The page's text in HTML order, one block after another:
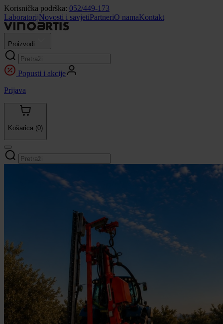
Korisnička podrška: 052/449-173
LaboratorijNovosti i savjetiPartneriO namaKontakt
Proizvodi
Popusti i akcije
Prijava
Košarica (0)